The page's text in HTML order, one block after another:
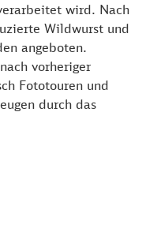
wird. Nach
Wildwurst und
angeboten.
vorheriger
Fototouren und
durch das